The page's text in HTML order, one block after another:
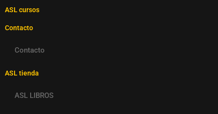
ASL cursos
Contacto
Contacto
ASL tienda
ASL LIBROS